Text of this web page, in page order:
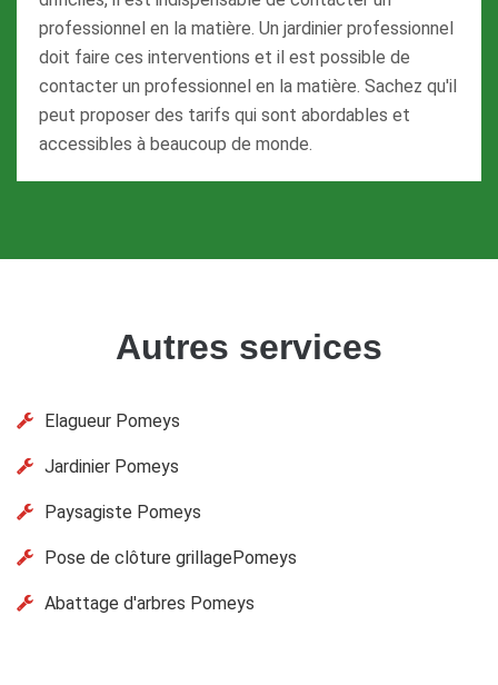
professionnel en la matière. Un jardinier professionnel
doit faire ces interventions et il est possible de
contacter un professionnel en la matière. Sachez qu'il
peut proposer des tarifs qui sont abordables et
accessibles à beaucoup de monde.
Autres services
Elagueur Pomeys
Jardinier Pomeys
Paysagiste Pomeys
Pose de clôture grillagePomeys
Abattage d'arbres Pomeys